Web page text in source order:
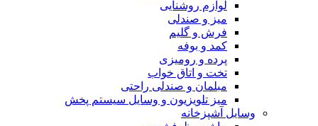
لوازم روشنایی
میز و صندلی
فرش و گلیم
کمد و بوفه
پرده و رومیزی
تخت و اتاق خواب
مبلمان و صندلی راحتی
میز تلویزیون و وسایل سیستم پخش
وسایل آشپزخانه